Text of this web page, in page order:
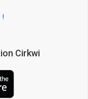
!
Cirkwi